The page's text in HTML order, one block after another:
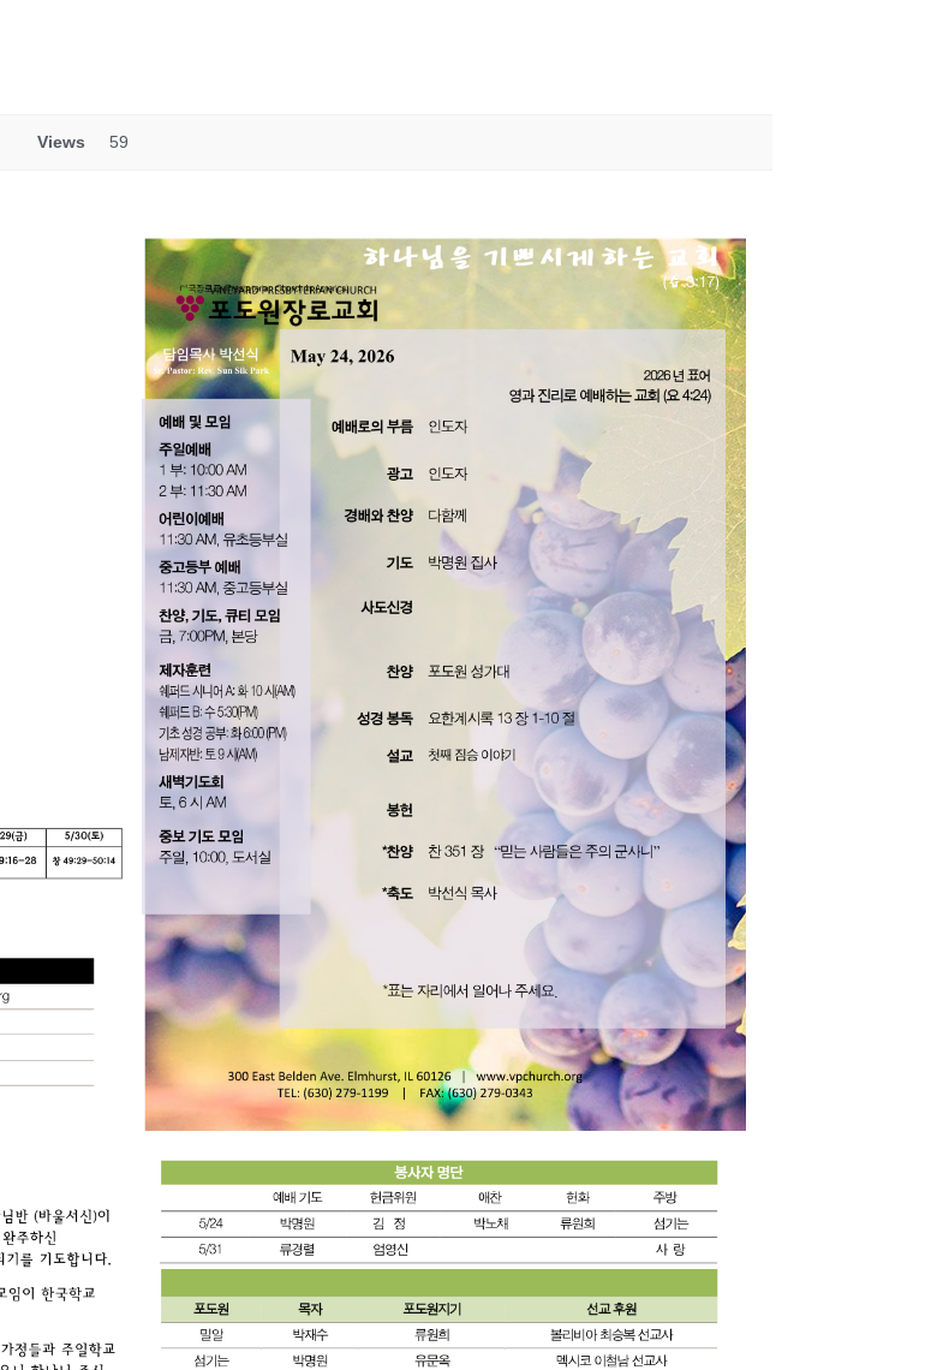
Views 59